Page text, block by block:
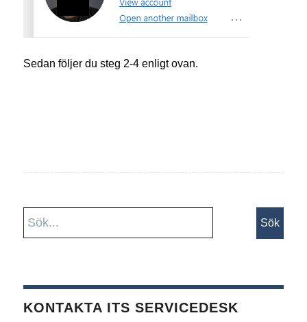
Sedan följer du steg 2-4 enligt ovan.
KONTAKTA ITS SERVICEDESK